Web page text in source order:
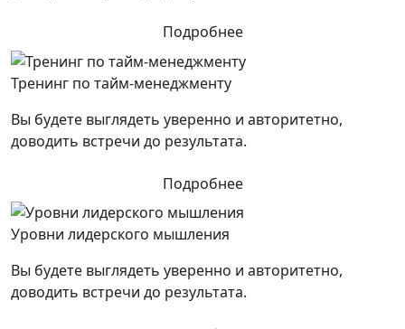
Подробнее
Тренинг по тайм-менеджменту
Вы будете выглядеть уверенно и авторитетно,
доводить встречи до результата.
Подробнее
Уровни лидерского мышления
Вы будете выглядеть уверенно и авторитетно,
доводить встречи до результата.